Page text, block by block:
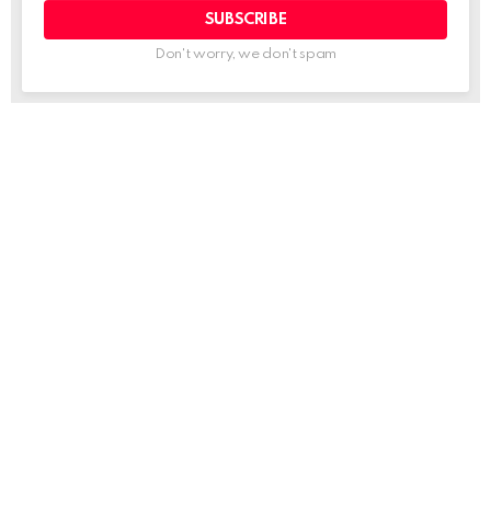
Don't worry, we don't spam